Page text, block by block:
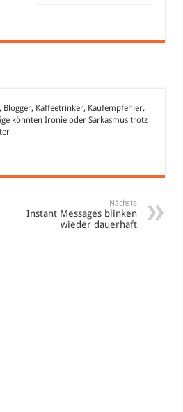
Blogger, Kaffeetrinker, Kaufempfehler.
könnten Ironie oder Sarkasmus trotz
Nächste
Instant Messages blinken
wieder dauerhaft